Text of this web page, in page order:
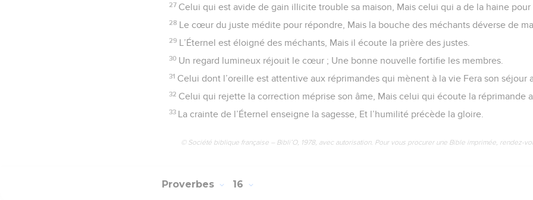
27 Celui qui est avide de gain illicite trouble sa maison, Mais celui qui a de la haine pour
28 Le cœur du juste médite pour répondre, Mais la bouche des méchants déverse de
29 L’Éternel est éloigné des méchants, Mais il écoute la prière des justes.
30 Un regard lumineux réjouit le cœur ; Une bonne nouvelle fortifie les membres.
31 Celui dont l’oreille est attentive aux réprimandes qui mènent à la vie Fera son séjour
32 Celui qui rejette la correction méprise son âme, Mais celui qui écoute la réprimande
33 La crainte de l’Éternel enseigne la sagesse, Et l’humilité précède la gloire.
© Société biblique française – Bibli’O, 1978, avec autorisation. Pour vous procurer une Bible imprimée, rendez-
Proverbes 16